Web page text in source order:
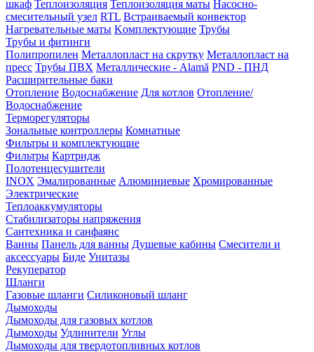
шкаф Теплоизоляция Теплоизоляция маты Насосно-
смесительный узел RTL Встраиваемый конвектор
Нагревательные маты Kомплектующие Трубы
Трубы и фитинги
Полипропилен Металлопласт на скрутку Металлопласт на
пресс Трубы ПВХ Металлические - Alamă PND - ПНД
Расширительные баки
Отопление Водоснабжение Для котлов Отопление/
Водоснабжение
Терморегуляторы
Зональные контроллеры Комнатные
Фильтры и комплектующие
Фильтры Картридж
Полотенцесушители
INOX Эмалированные Алюминиевые Хромированные
Электрические
Теплоаккумуляторы
Стабилизаторы напряжения
Сантехника и санфаянс
Ванны Панель для ванны Душевые кабины Смесители и
аксессуары Биде Унитазы
Рекуператор
Шланги
Газовые шланги Силиконовый шланг
Дымоходы
Дымоходы для газовых котлов
Дымоходы Удлинители Углы
Дымоходы для твердотопливных котлов